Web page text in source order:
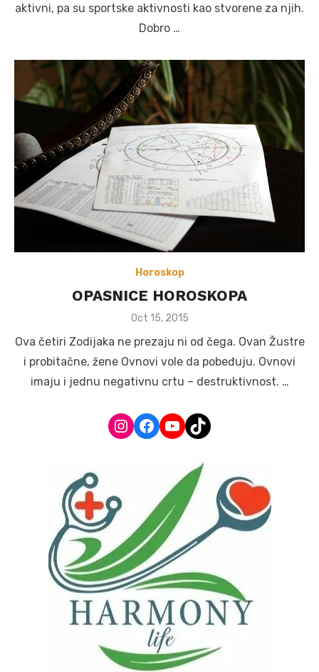
aktivni, pa su sportske aktivnosti kao stvorene za njih.
Dobro …
Horoskop
OPASNICE HOROSKOPA
Posted
Oct 15, 2015
Ova četiri Zodijaka ne prezaju ni od čega. Ovan Žustre
i probitačne, žene Ovnovi vole da pobeđuju. Ovnovi
imaju i jednu negativnu crtu – destruktivnost. …
Instagram
Facebook
YouTube
TikTok